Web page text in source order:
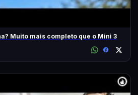
Muito mais completo que o Mini 3